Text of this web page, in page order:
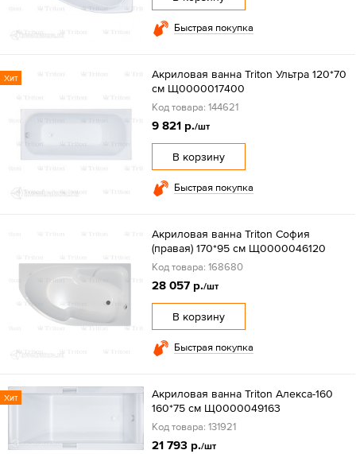
Быстрая покупка
Хит
Акриловая ванна Triton Ультра 120*70
см Щ0000017400
Код товара: 144621
9 821 р./шт
В корзину
Быстрая покупка
Акриловая ванна Triton София
(правая) 170*95 см Щ0000046120
Код товара: 168680
28 057 р./шт
В корзину
Быстрая покупка
Хит
Акриловая ванна Triton Алекса-160
160*75 см Щ0000049163
Код товара: 131921
21 793 р./шт